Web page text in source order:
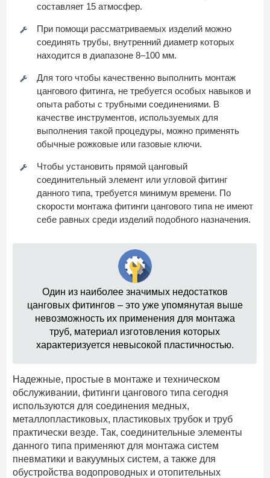
составляет 15 атмосфер.
При помощи рассматриваемых изделий можно
соединять трубы, внутренний диаметр которых
находится в диапазоне 8–100 мм.
Для того чтобы качественно выполнить монтаж
цангового фитинга, не требуется особых навыков и
опыта работы с трубными соединениями. В
качестве инструментов, используемых для
выполнения такой процедуры, можно применять
обычные рожковые или газовые ключи.
Чтобы установить прямой цанговый
соединительный элемент или угловой фитинг
данного типа, требуется минимум времени. По
скорости монтажа фитинги цангового типа не имеют
себе равных среди изделий подобного назначения.
Один из наиболее значимых недостатков
цанговых фитингов – это уже упомянутая выше
невозможность их применения для монтажа
труб, материал изготовления которых
характеризуется невысокой пластичностью.
Надежные, простые в монтаже и техническом
обслуживании, фитинги цангового типа сегодня
используются для соединения медных,
металлопластиковых, пластиковых трубок и труб
практически везде. Так, соединительные элементы
данного типа применяют для монтажа систем
пневматики и вакуумных систем, а также для
обустройства водопроводных и отопительных